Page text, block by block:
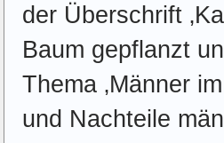
der Überschrift
Baum gepflanzt
Thema ‚Männer
und Nachteile